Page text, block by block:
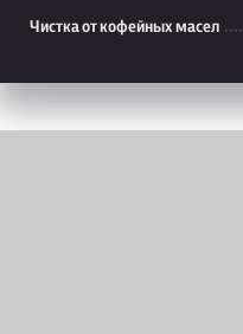
Чистка от кофейных масел